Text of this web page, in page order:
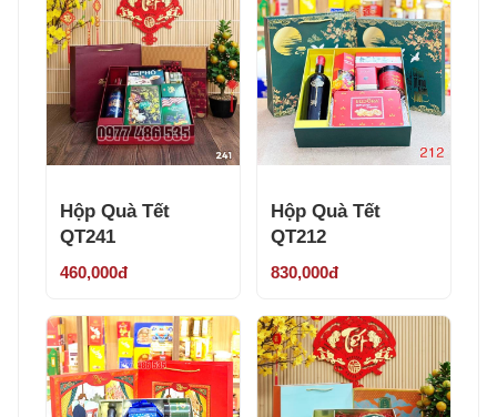
Hộp Quà Tết
QT241
460,000đ
Hộp Quà Tết
QT212
830,000đ